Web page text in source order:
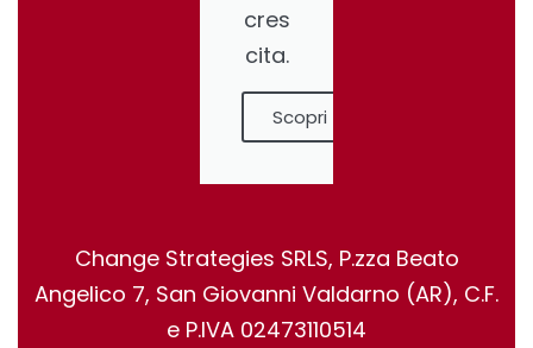
cres
cita.
Scopri
Change Strategies SRLS, P.zza Beato
Angelico 7, San Giovanni Valdarno (AR), C.F.
e P.IVA 02473110514